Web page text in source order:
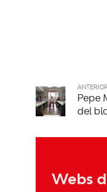
Pepe
del
Webs